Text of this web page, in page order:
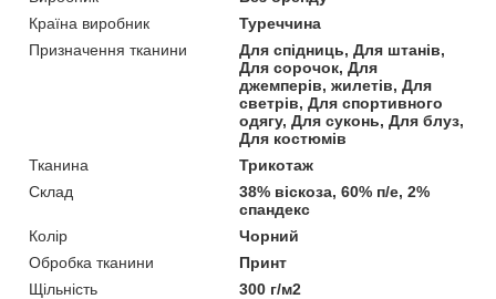
Країна виробник
Туреччина
Призначення тканини
Для спідниць, Для штанів,
Для сорочок, Для
джемперів, жилетів, Для
светрів, Для спортивного
одягу, Для суконь, Для блуз,
Для костюмів
Тканина
Трикотаж
Склад
38% віскоза, 60% п/е, 2%
спандекс
Колір
Чорний
Обробка тканини
Принт
Щільність
300 г/м2